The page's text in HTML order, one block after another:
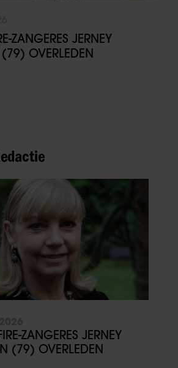
ZANGERES JERNEY
OVERLEDEN
ZANGERES JERNEY
(79) OVERLEDEN